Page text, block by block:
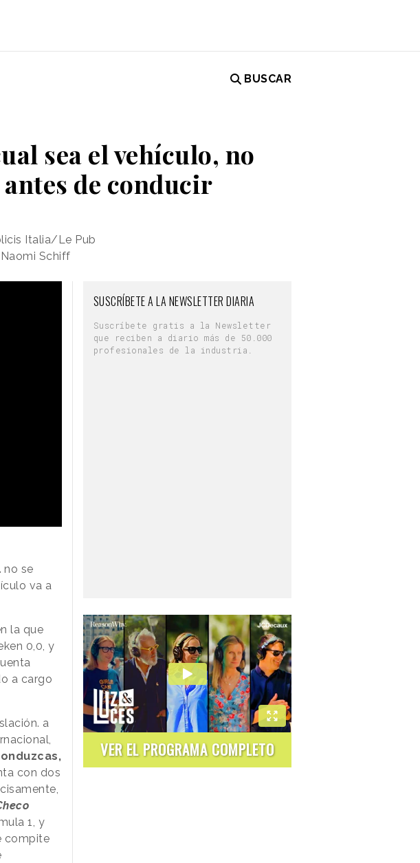
BUSCAR
sea el vehículo, no
de conducir
Italia/Le Pub
Schiff
no se
va a
la que
0,0, y
a cargo
a
con dos
1, y
compite
SUSCRÍBETE A LA NEWSLETTER DIARIA
Suscríbete gratis a la Newsletter
que reciben a diario más de 50.000
profesionales de la industria.
VER EL PROGRAMA COMPLETO